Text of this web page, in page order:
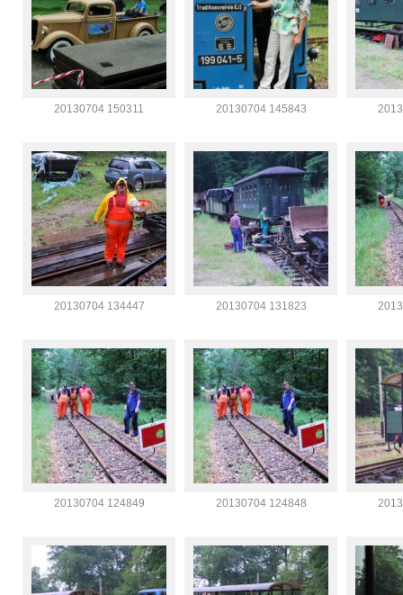
20130704 150311 20130704 145843
20130704 134447 20130704 131823
20130704 124849 20130704 124848